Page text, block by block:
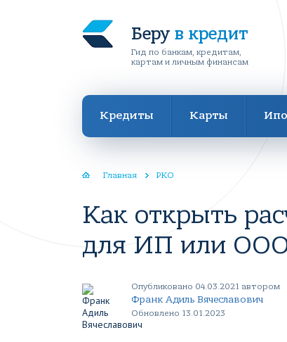
Беру в кредит
Гид по банкам, кредитам,
картам и личным финансам
Кредиты Карты
Главная РКО
Как открыть
для ИП или
Опубликовано 04.03.2021 автором
Франк Адиль Вячеславович
Обновлено 13.01.2023